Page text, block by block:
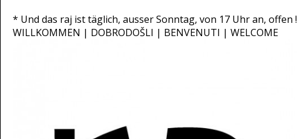
* Und das raj ist täglich, ausser Sonntag, von 17 Uhr an, offen !
WILLKOMMEN | DOBRODOŠLI | BENVENUTI | WELCOME